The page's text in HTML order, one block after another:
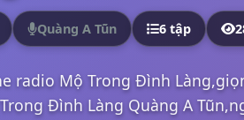
Quàng A Tũn 6 tập
radio Mộ Trong Đình
Đình Làng Quàng A